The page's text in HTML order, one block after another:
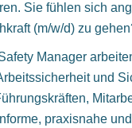
Sie fühlen sich
(m/w/d) zu
Manager
und
praxisnahe